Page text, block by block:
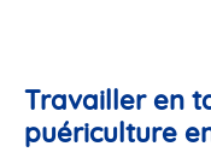
Travailler en
puériculture